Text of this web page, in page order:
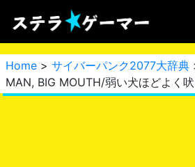
Home > サイバーパンク2077大辞典
MAN, BIG MOUTH/弱い犬ほどよく